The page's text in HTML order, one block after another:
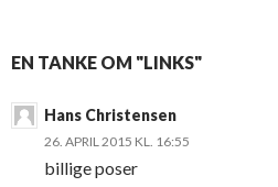
EN TANKE OM "LINKS"
Hans Christensen
26. APRIL 2015 KL. 16:55
billige poser